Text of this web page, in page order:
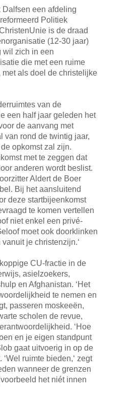
Dalfsen een afdeling
Politiek
is de draad
(12-30 jaar)
wil zich in een
die met een ruime
als doel de christelijke
van de
een half jaar geleden het
de aanvang met
van rond de twintig jaar,
opkomst zal zijn.
met te zeggen dat
anderen wordt beslist.
Aldert de Boer
Bij het aansluitend
deze startbijeenkomst
te komen vertellen
niet enkel een privé-
moet ook doorklinken
je christenzijn.‘
CU-fractie in de
asielzoekers,
en Afghanistan. ‘Het
te nemen en
passeren moskeeën,
scholen de revue,
‘Hoe
en je eigen standpunt
gaat uitvoerig in op de
ruimte bieden,‘ zegt
wanneer de grenzen
het niét innen